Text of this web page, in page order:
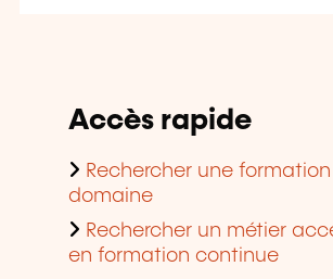
Accès rapide
Rechercher une
domaine
Rechercher un métier
en formation continue